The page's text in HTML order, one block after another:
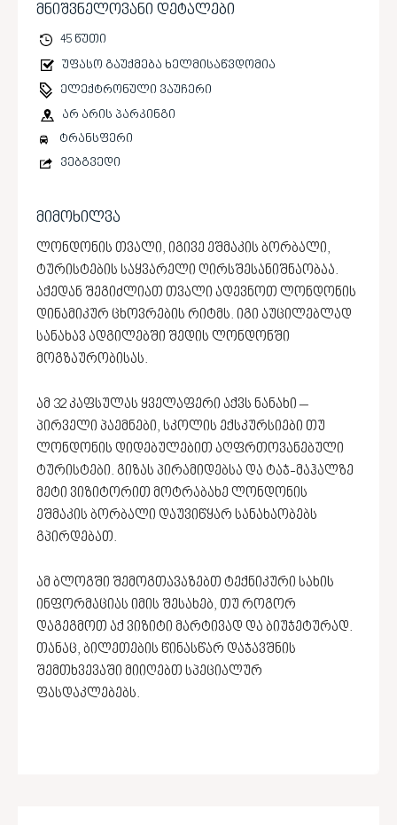
მნიშვნელოვანი დეტალები
45 წუთი
უფასო გაუქმება ხელმისაწვდომია
ელექტრონული ვაუჩერი
არ არის პარკინგი
ტრანსფერი
ვებგვედი
მიმოხილვა
ლონდონის თვალი, იგივე ეშმაკის ბორბალი,
ტურისტების საყვარელი ღირსშესანიშნაობაა.
აქედან შეგიძლიათ თვალი ადევნოთ ლონდონის
დინამიკურ ცხოვრების რიტმს. იგი აუცილებლად
სანახავ ადგილებში შედის ლონდონში
მოგზაურობისას.
ამ 32 კაფსულას ყველაფერი აქვს ნანახი –
პირველი პაემნები, სკოლის ექსკურსიები თუ
ლონდონის დიდებულებით აღფრთოვანებული
ტურისტები. გიზას პირამიდებსა და ტაჯ-მაჰალზე
მეტი ვიზიტორით მოტრაბახე ლონდონის
ეშმაკის ბორბალი დაუვიწყარ სანახაობებს
გპირდებათ.
ამ ბლოგში შემოგთავაზებთ ტექნიკური სახის
ინფორმაციას იმის შესახებ, თუ როგორ
დაგეგმოთ აქ ვიზიტი მარტივად და ბიუჯეტურად.
თანაც, ბილეთების წინასწარ დაჯავშნის
შემთხვევაში მიიღებთ სპეციალურ
ფასდაკლებებს.